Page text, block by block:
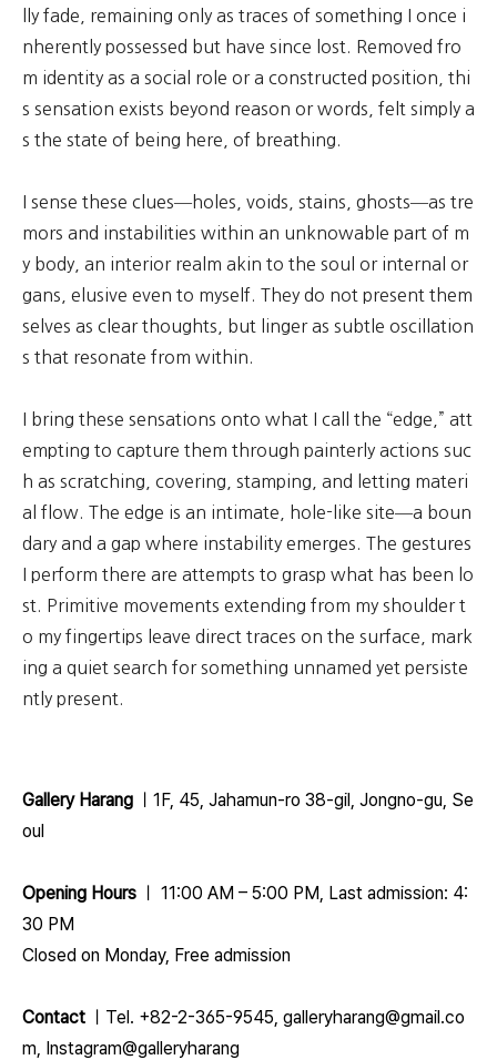
lly fade, remaining only as traces of something I once i
nherently possessed but have since lost. Removed fro
m identity as a social role or a constructed position, thi
s sensation exists beyond reason or words, felt simply a
s the state of being here, of breathing.
I sense these clues—holes, voids, stains, ghosts—as tre
mors and instabilities within an unknowable part of m
y body, an interior realm akin to the soul or internal or
gans, elusive even to myself. They do not present them
selves as clear thoughts, but linger as subtle oscillation
s that resonate from within.
I bring these sensations onto what I call the “edge,” att
empting to capture them through painterly actions suc
h as scratching, covering, stamping, and letting materi
al flow. The edge is an intimate, hole-like site—a boun
dary and a gap where instability emerges. The gestures
I perform there are attempts to grasp what has been lo
st. Primitive movements extending from my shoulder t
o my fingertips leave direct traces on the surface, mark
ing a quiet search for something unnamed yet persiste
ntly present.
Gallery Harang ㅣ1F, 45, Jahamun-ro 38-gil, Jongno-gu, Se
oul
Opening Hours ㅣ 11:00 AM – 5:00 PM, Last admission: 4:
30 PM
Closed on Monday, Free admission
Contact ㅣTel. +82-2-365-9545, galleryharang@gmail.co
m, Instagram@galleryharang